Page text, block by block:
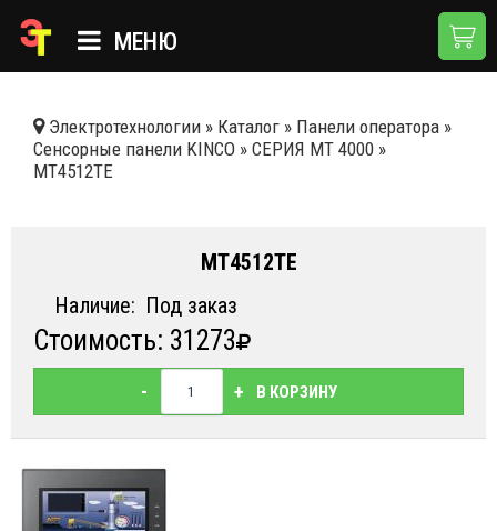
МЕНЮ
КАТАЛОГ
НОВОСТИ
ДОСТАВКА И ОПЛАТА
КОНТАКТЫ
Электротехнологии » Каталог » Панели оператора »
Сенсорные панели KINCO » СЕРИЯ MT 4000 »
MT4512TE
MT4512TE
Наличие: Под заказ
Стоимость: 31273
- + В КОРЗИНУ